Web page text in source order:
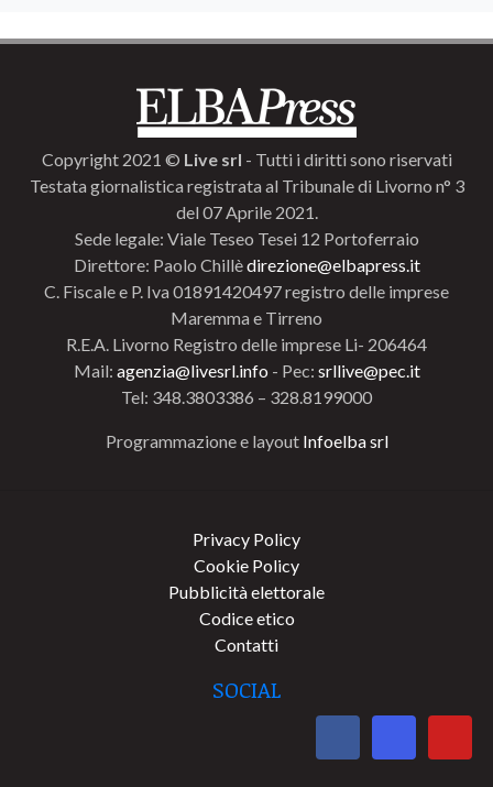
Copyright 2021 © Live srl - Tutti i diritti sono riservati
Testata giornalistica registrata al Tribunale di Livorno n° 3
del 07 Aprile 2021.
Sede legale: Viale Teseo Tesei 12 Portoferraio
Direttore: Paolo Chillèdirezione@elbapress.it
C. Fiscale e P. Iva 01891420497 registro delle imprese
Maremma e Tirreno
R.E.A. Livorno Registro delle imprese Li- 206464
Mail: agenzia@livesrl.info - Pec: srllive@pec.it
Tel: 348.3803386 – 328.8199000
Programmazione e layout Infoelba srl
Privacy Policy
Cookie Policy
Pubblicità elettorale
Codice etico
Contatti
SOCIAL